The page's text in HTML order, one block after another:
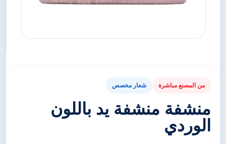
من المصنع مباشرة شعار مخصص
منشفة منشفة يد باللون
الوردي